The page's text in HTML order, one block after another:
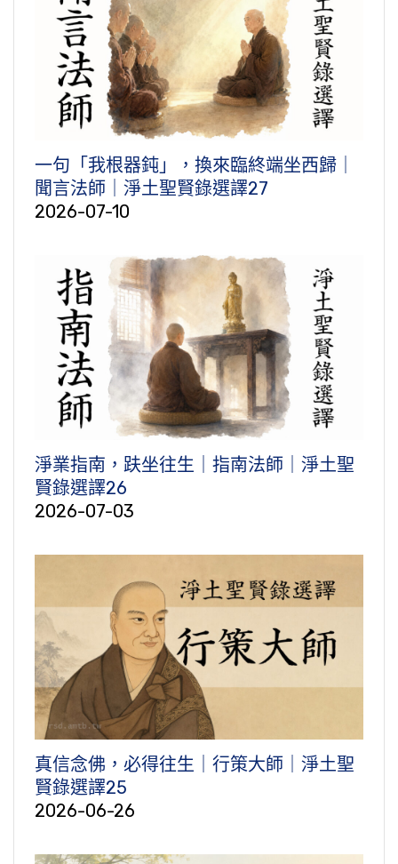
一句「我根器鈍」，換來臨終端坐西歸｜
聞言法師｜淨土聖賢錄選譯27
2026-07-10
淨業指南，趺坐往生｜指南法師｜淨土聖
賢錄選譯26
2026-07-03
真信念佛，必得往生｜行策大師｜淨土聖
賢錄選譯25
2026-06-26